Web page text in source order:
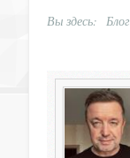
Вы здесь: Блог